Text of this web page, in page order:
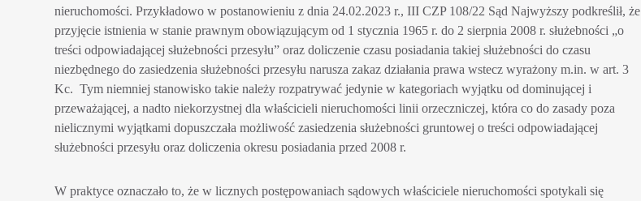
nieruchomości. Przykładowo w postanowieniu z dnia 24.02.2023 r., III CZP 108/22 Sąd Najwyższy podkreślił, że
przyjęcie istnienia w stanie prawnym obowiązującym od 1 stycznia 1965 r. do 2 sierpnia 2008 r. służebności „o
treści odpowiadającej służebności przesyłu” oraz doliczenie czasu posiadania takiej służebności do czasu
niezbędnego do zasiedzenia służebności przesyłu narusza zakaz działania prawa wstecz wyrażony m.in. w art. 3
Kc. Tym niemniej stanowisko takie należy rozpatrywać jedynie w kategoriach wyjątku od dominującej i
przeważającej, a nadto niekorzystnej dla właścicieli nieruchomości linii orzeczniczej, która co do zasady poza
nielicznymi wyjątkami dopuszczała możliwość zasiedzenia służebności gruntowej o treści odpowiadającej
służebności przesyłu oraz doliczenia okresu posiadania przed 2008 r.
W praktyce oznaczało to, że w licznych postępowaniach sądowych właściciele nieruchomości spotykali się